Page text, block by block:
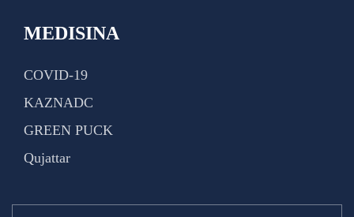
MEDISINA
COVID-19
KAZNADC
GREEN PUCK
Qujattar